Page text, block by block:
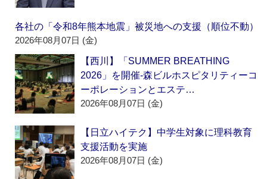
各社の「令和8年熊本地震」被災地への支援（順位不動）
2026年08月07日 (金)
【西川】「SUMMER BREATHING
2026」を開催‐森ビルホスピタリティーコ
ーポレーションとエステ…
2026年08月07日 (金)
【日立ハイテク】中学生対象に理科教育
支援活動を実施
2026年08月07日 (金)